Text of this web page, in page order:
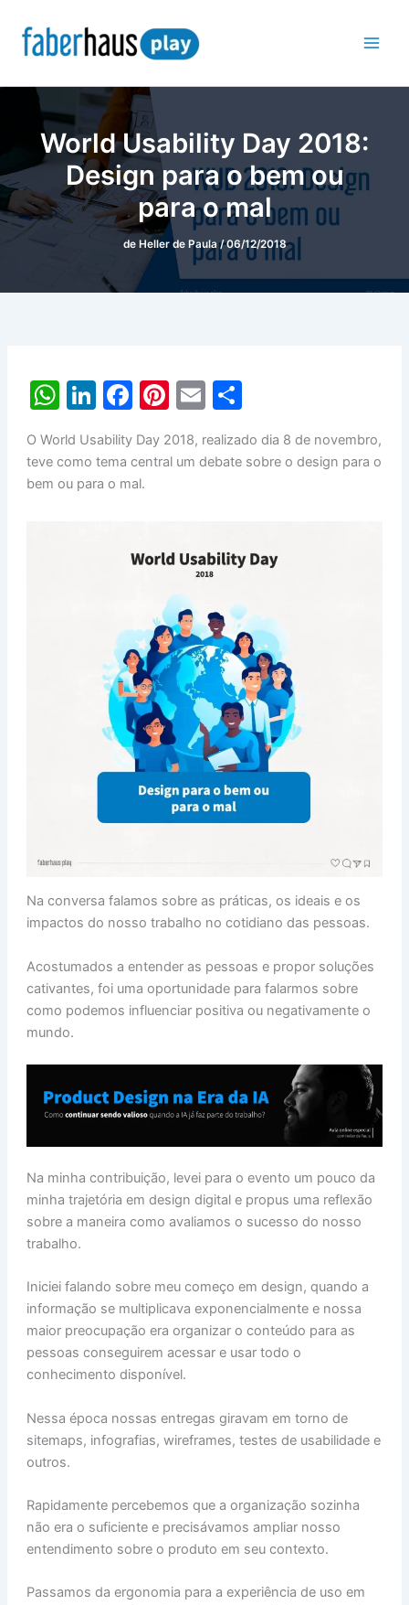
para
World Usability Day 2018:
Design para o bem ou
para o mal
de Heller de Paula/06/12/2018
W
at
s
Li
k
e
F
c
e
o
Pi
er
E
ai ar
O World Usability Day 2018, realizado dia 8 de novembro,
teve como tema central um debate sobre o design para o
bem ou para o mal.
Na conversa falamos sobre as práticas, os ideais e os
impactos do nosso trabalho no cotidiano das pessoas.
Acostumados a entender as pessoas e propor soluções
cativantes, foi uma oportunidade para falarmos sobre
como podemos influenciar positiva ou negativamente o
mundo.
Na minha contribuição, levei para o evento um pouco da
minha trajetória em design digital e propus uma reflexão
sobre a maneira como avaliamos o sucesso do nosso
trabalho.
Iniciei falando sobre meu começo em design, quando a
informação se multiplicava exponencialmente e nossa
maior preocupação era organizar o conteúdo para as
pessoas conseguirem acessar e usar todo o
conhecimento disponível.
Nessa época nossas entregas giravam em torno de
sitemaps, infografias, wireframes, testes de usabilidade e
outros.
Rapidamente percebemos que a organização sozinha
não era o suficiente e precisávamos ampliar nosso
entendimento sobre o produto em seu contexto.
Passamos da ergonomia para a experiência de uso em